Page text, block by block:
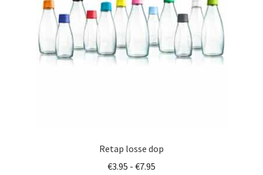
worden
op
productpagina
Retap losse dop
€3.95 - €7.95